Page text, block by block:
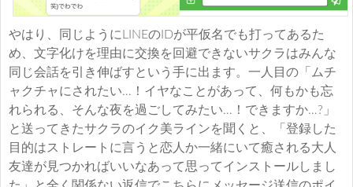
やはり、同じようにLINEのIDが平仮名でも打ってあるた
め、文字化けを理由に交換を回避できないサクラはみんな
同じ会話を引き伸ばすという手に出ます。一人目の「ムチ
ャクチャにされたい…！イヤなことがあって、何もかも忘
れられる、そんな夜を過ごしてみたい…！できますか…?」
と送ってきたサクラのイク美ラインを聞くと、「登録した
目的はストレートに言うと恋人か一緒にいて癒される大人
友達が見つかればいいなあって思ってインストールしまし